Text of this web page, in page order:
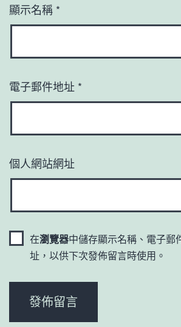
顯示名稱 *
電子郵件地址 *
個人網站網址
在瀏覽器中儲存顯示名稱、電子郵
址，以供下次發佈留言時使用。